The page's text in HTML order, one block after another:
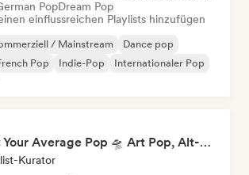
PopDream Pop
einflussreichen Playlists hinzufügen
/ Mainstream
Dance pop
Pop Indie-Pop
Internationaler Pop
Not Your Average Pop 🛸 Art Pop, Alt-Pop & Indie Pop
Kurator